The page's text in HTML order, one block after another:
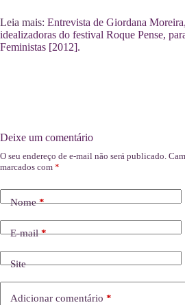
Leia mais: Entrevista de Giordana
idealizadoras do festival Roque Pense,
Feministas [2012].
Deixe um comentário
O seu endereço de e-mail não será publicado.
marcados com *
Nome*
E-mail*
Site
Adicionar comentário *